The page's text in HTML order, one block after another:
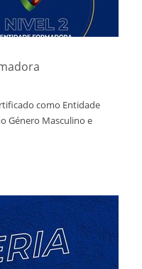
como Entidade
Género Masculino e